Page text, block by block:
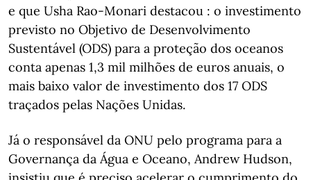
e que Usha Rao-Monari destacou : o investimento
previsto no Objetivo de Desenvolvimento
Sustentável (ODS) para a proteção dos oceanos
conta apenas 1,3 mil milhões de euros anuais, o
mais baixo valor de investimento dos 17 ODS
traçados pelas Nações Unidas.
Já o responsável da ONU pelo programa para a
Governança da Água e Oceano, Andrew Hudson,